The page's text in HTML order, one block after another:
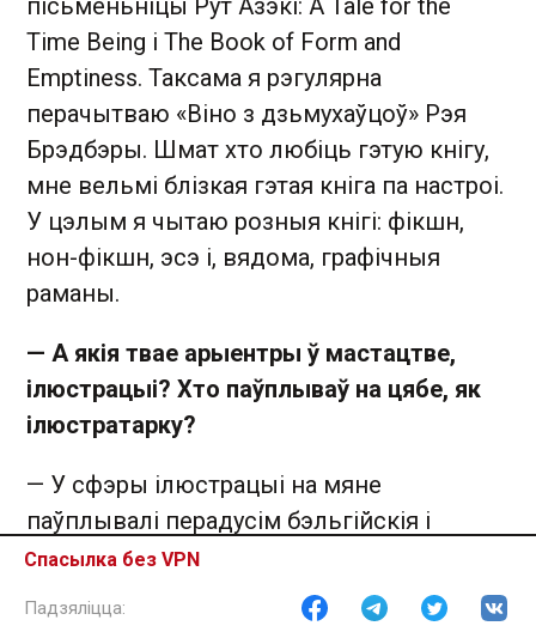
пісьменьніцы Рут Азэкі: A Tale for the
Time Being і The Book of Form and
Emptiness. Таксама я рэгулярна
перачытваю «Віно з дзьмухаўцоў» Рэя
Брэдбэры. Шмат хто любіць гэтую кнігу,
мне вельмі блізкая гэтая кніга па настроі.
У цэлым я чытаю розныя кнігі: фікшн,
нон-фікшн, эсэ і, вядома, графічныя
раманы.
— А якія твае арыентры ў мастацтве,
ілюстрацыі? Хто паўплываў на цябе, як
ілюстратарку?
— У сфэры ілюстрацыі на мяне
паўплывалі перадусім бэльгійскія і
францускія ілюстратары. Сьвет
франкамоўных выдавецтваў дзіцячай
Спасылка без VPN